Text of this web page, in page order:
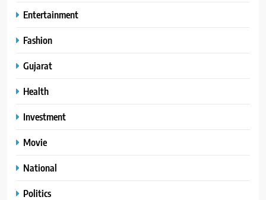
Entertainment
Fashion
Gujarat
Health
Investment
Movie
National
Politics